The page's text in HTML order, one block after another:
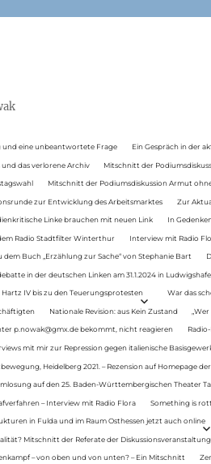
und eine unbeantwortete Frage Ein Gespräch in der
und das verlorene Archiv Mitschnitt der
Mitschnitt der Podiumsdiskussion Armut
zur Entwicklung des Arbeitsmarktes Zur
Linke brauchen mit neuen Link In
Radio Stadtfilter Winterthur Interview mit Radio
Buch „Erzählung zur Sache“ von Stephanie Bart
in der deutschen Linken am 31.1.2024 in
Hartz IV bis zu den Teuerungsprotesten War das
Nationale Revision: aus Kein Zustand
p.nowak@gmx.de bekommt, nicht reagieren
mit mir zur Repression gegen italienische
Heidelberg 2021. – Rezension auf Homepage
auf den 25. Baden-Württembergischen Theater
– Interview mit Radio Flora Something is
in Fulda und im Raum Osthessen jetzt auch online
Mitschnitt der Referate der Diskussionsveranstaltung
– von oben und von unten? – Ein Mitschnitt